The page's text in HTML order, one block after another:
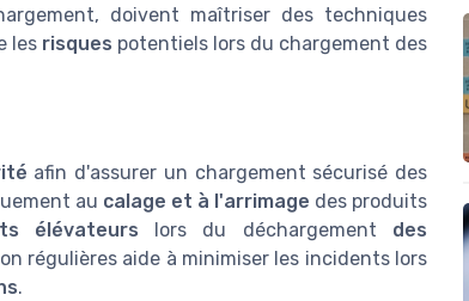
doivent maîtriser des techniques
les risques potentiels lors du chargement des
afin d'assurer un chargement sécurisé des
au calage et à l'arrimage des produits
élévateurs lors du déchargement des
régulières aide à minimiser les incidents lors
.